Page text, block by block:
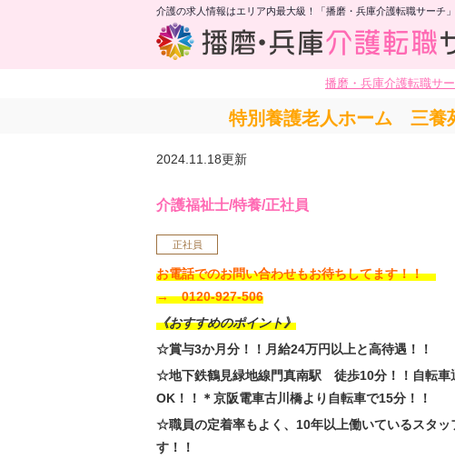
介護の求人情報はエリア内最大級！「播磨・兵庫介護転職サーチ」
播磨・兵庫介護転職サ
特別養護老人ホーム 三養
2024.11.18更新
介護福祉士/特養/正社員
正社員
お電話でのお問い合わせもお待ちしてます！！
→ 0120-927-506
《おすすめのポイント》
☆賞与3か月分！！月給24万円以上と高待遇！！
☆地下鉄鶴見緑地線門真南駅 徒歩10分！！自転車
OK！！＊京阪電車古川橋より自転車で15分！！
☆職員の定着率もよく、10年以上働いているスタッ
す！！